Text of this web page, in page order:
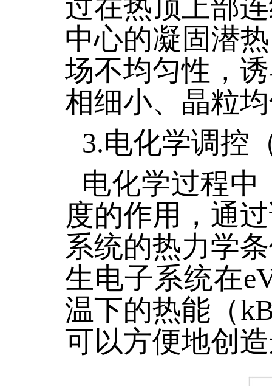
过在热顶上部
中心的凝固潜
场不均匀性，
相细小、晶粒
3.电化学调控
电化学过程中
度的作用，通
系统的热力学
生电子系统在
温下的热能（
可以方便地创